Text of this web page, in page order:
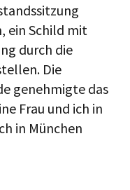
ein Schild mit
durch die
Die
genehmigte das
Frau und ich in
in München